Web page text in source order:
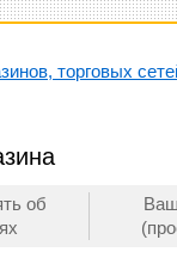
торговых
об